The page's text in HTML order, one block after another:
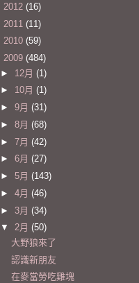
2012 (16)
2011 (11)
2010 (59)
2009 (484)
► 12月 (1)
► 10月 (1)
► 9月 (31)
► 8月 (68)
► 7月 (42)
► 6月 (27)
► 5月 (143)
► 4月 (46)
► 3月 (34)
▼ 2月 (50)
大野狼來了
認識新朋友
在麥當勞吃雞塊